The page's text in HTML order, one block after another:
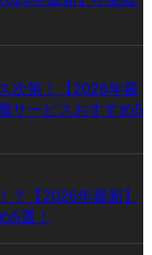
次第！【2026年最
サービスおすすめ5
？【2026年最新】
5選！